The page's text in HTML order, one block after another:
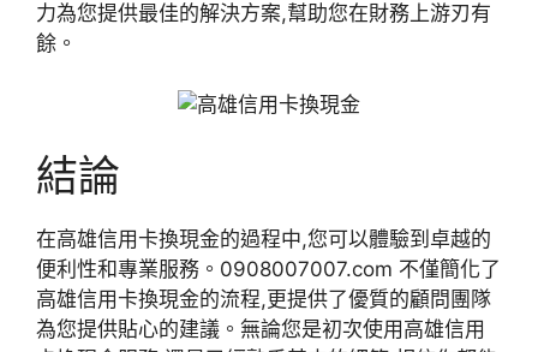
力為您提供最佳的解決方案,幫助您在財務上游刃有
餘。
結論
在高雄信用卡換現金的過程中,您可以體驗到卓越的
便利性和專業服務。0908007007.com 不僅簡化了
高雄信用卡換現金的流程,更提供了優質的顧問團隊
為您提供貼心的建議。無論您是初次使用高雄信用